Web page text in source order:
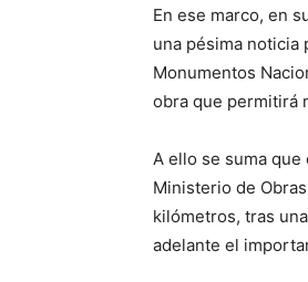
En ese marco, en
una pésima noticia
Monumentos
obra que permitirá
A ello se suma
Ministerio de
kilómetros, tras
adelante el